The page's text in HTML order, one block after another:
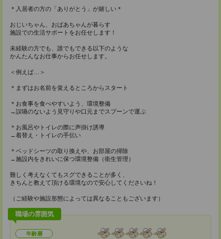
＊入居者の方の「ありがとう」が嬉しい＊
おじいちゃん、おばあちゃんが暮らす
施設での生活サポートをお任せします！
未経験の方でも、誰でもできる以下のような
かんたんなお仕事からお任せします。
＜例えば…＞
＊まずはお名前を覚えるところからスタート
＊お食事を食べやすいよう、環境整備
→誤嚥のないよう見守りや口元までスプーンで運ぶ
＊お風呂やトイレの際に声掛け誘導
→着替え・トイレの手伝い
＊ベッドシーツの取り換えや、お部屋の掃除
→施設内をきれいに保つ環境整備（衛生管理）
難しく考えなくてもスグできることが多く、
きちんと教えて頂ける環境なので安心してくださいね！
（ご経験や施設形態によっては異なることもございます）
職場の雰囲気
年齢層